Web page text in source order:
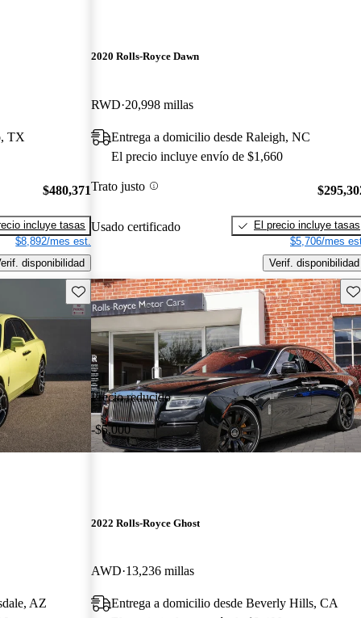
TX
$480,371
incluye tasas
$8,892/mes est.
disponibilidad
2020 Rolls-Royce Dawn
RWD 20,998 millas
Entrega a domicilio desde Raleigh, NC
El precio incluye envío de $1,660
Trato justo
Usado certificado
El precio incluye tasas
$5,706/mes
Verif. disponibilidad
Guarda este Aviso
AZ
Precio reducido
-$5,000
2022 Rolls-Royce Ghost
AWD 13,236 millas
Entrega a domicilio desde Beverly Hills, CA